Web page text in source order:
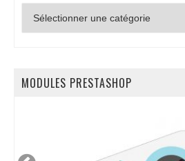
par
MODULES PRESTASHOP